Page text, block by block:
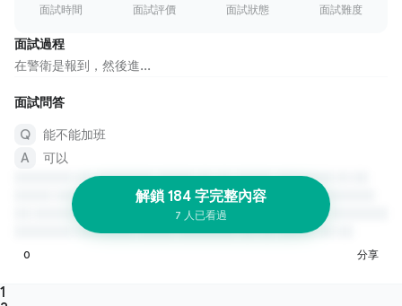
面試時間 面試評價 面試狀態 面試難度
面試過程
在警衛是報到，然後進...
面試問答
能不能加班
可以
解鎖 184 字完整內容
7 人已看過
0 分享
1